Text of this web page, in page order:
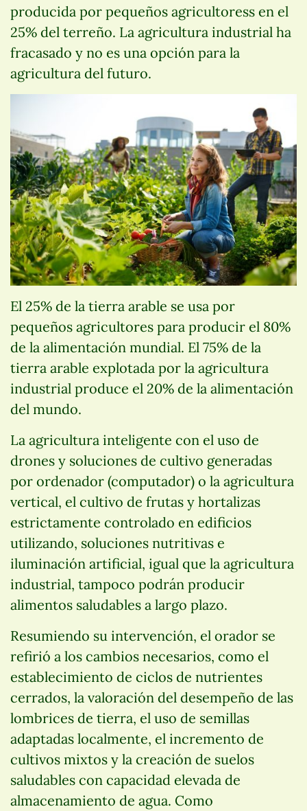
producida por pequeños agricultoress en el
25% del terreño. La agricultura industrial ha
fracasado y no es una opción para la
agricultura del futuro.
El 25% de la tierra arable se usa por
pequeños agricultores para producir el 80%
de la alimentación mundial. El 75% de la
tierra arable explotada por la agricultura
industrial produce el 20% de la alimentación
del mundo.
La agricultura inteligente con el uso de
drones y soluciones de cultivo generadas
por ordenador (computador) o la agricultura
vertical, el cultivo de frutas y hortalizas
estrictamente controlado en edificios
utilizando, soluciones nutritivas e
iluminación artificial, igual que la agricultura
industrial, tampoco podrán producir
alimentos saludables a largo plazo.
Resumiendo su intervención, el orador se
refirió a los cambios necesarios, como el
establecimiento de ciclos de nutrientes
cerrados, la valoración del desempeño de las
lombrices de tierra, el uso de semillas
adaptadas localmente, el incremento de
cultivos mixtos y la creación de suelos
saludables con capacidad elevada de
almacenamiento de agua. Como